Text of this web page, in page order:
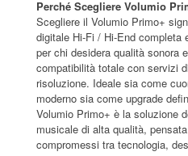
Perché Scegliere Volumio
Scegliere il Volumio Primo+
digitale Hi-Fi / Hi-End completa
per chi desidera qualità sonora
compatibilità totale con servizi
risoluzione. Ideale sia come
moderno sia come upgrade
Volumio Primo+ è la soluzione
musicale di alta qualità,
compromessi tra tecnologia,